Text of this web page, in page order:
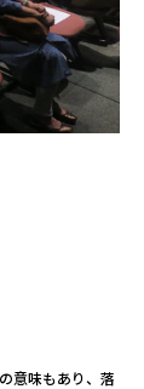
意味もあり、落